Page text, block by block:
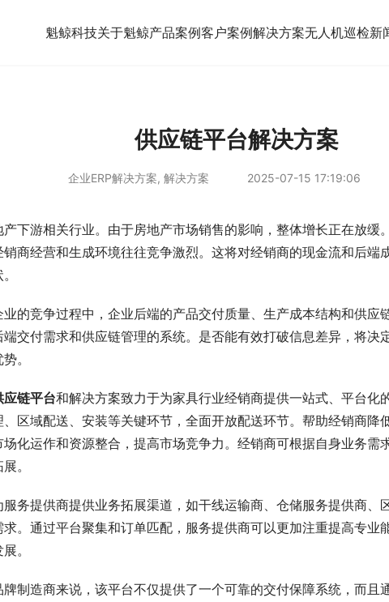
魁鲸科技关于魁鲸产品案例客户案例解决方案无人机巡检新
供应链平台解决方案
企业ERP解决方案, 解决方案 2025-07-15 17:19:06
下游相关行业。由于房地产市场销售的影响，整体增长正在放缓
商经营和生成环境往往竞争激烈。这将对经销商的现金流和后端
的竞争过程中，企业后端的产品交付质量、生产成本结构和供应
交付需求和供应链管理的系统。是否能有效打破信息差异，将决
。
应链平台和解决方案致力于为家具行业经销商提供一站式、平台化
区域配送、安装等关键环节，全面开放配送环节。帮助经销商降
场化运作和资源整合，提高市场竞争力。经销商可根据自身业务需
。
务提供商提供业务拓展渠道，如干线运输商、仓储服务提供商、
。通过平台聚集和订单匹配，服务提供商可以更加注重提高专业
。
制造商来说，该平台不仅提供了一个可靠的交付保障系统，而且